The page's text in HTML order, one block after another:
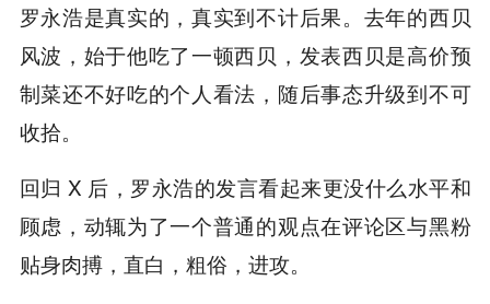
罗永浩是真实的，真实到不计后果。去年的西贝
风波，始于他吃了一顿西贝，发表西贝是高价预
制菜还不好吃的个人看法，随后事态升级到不可
收拾。
回归 X 后，罗永浩的发言看起来更没什么水平和
顾虑，动辄为了一个普通的观点在评论区与黑粉
贴身肉搏，直白，粗俗，进攻。